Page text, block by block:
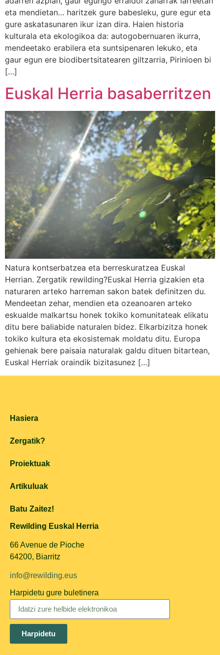
eta mendietan… haritzek gure babesleku, gure egur eta
gure askatasunaren ikur izan dira. Haien historia
kulturala eta ekologikoa da: autogobernuaren ikurra,
mendeetako erabilera eta suntsipenaren lekuko, eta
gaur egun ere biodibertsitatearen giltzarria, Pirinioen bi
[…]
Euskal Herria basaberritzen
Natura kontserbatzea eta berreskuratzea Euskal
Herrian. Zergatik rewilding?Euskal Herria gizakien eta
naturaren arteko harreman sakon batek definitzen du.
Mendeetan zehar, mendien eta ozeanoaren arteko
eskualde malkartsu honek tokiko komunitateak elikatu
ditu bere baliabide naturalen bidez. Elkarbizitza honek
tokiko kultura eta ekosistemak moldatu ditu. Europa
gehienak bere paisaia naturalak galdu dituen bitartean,
Euskal Herriak oraindik bizitasunez […]
Hasiera
Zergatik?
Proiektuak
Artikuluak
Batu Zaitez!
Rewilding Euskal Herria
66 Avenue de Pioche
64200, Biarritz
info@rewilding.eus
Harpidetu gure buletinera
Harpidetu